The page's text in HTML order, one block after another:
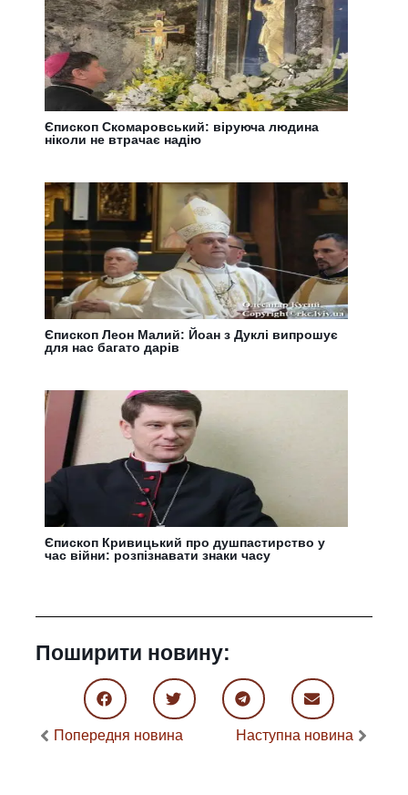
Єпископ Скомаровський: віруюча людина
ніколи не втрачає надію
Єпископ Леон Малий: Йоан з Дуклі випрошує
для нас багато дарів
Єпископ Кривицький про душпастирство у
час війни: розпізнавати знаки часу
Поширити новину:
Попередня новина Наступна новина